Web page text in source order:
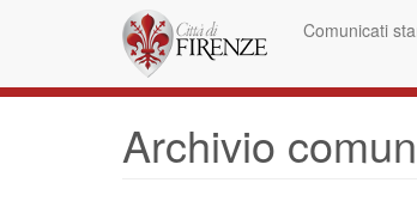
principale
Comunicati
Archivio